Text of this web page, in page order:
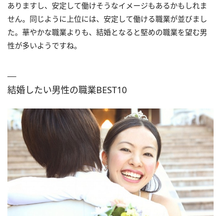
ありますし、安定して働けそうなイメージもあるかもしれま
せん。同じように上位には、安定して働ける職業が並びまし
た。華やかな職業よりも、結婚となると堅めの職業を望む男
性が多いようですね。
結婚したい男性の職業BEST10